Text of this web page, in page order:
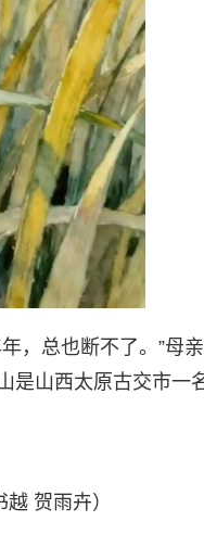
，总也断不了。”母
是山西太原古交市一
贺雨卉）